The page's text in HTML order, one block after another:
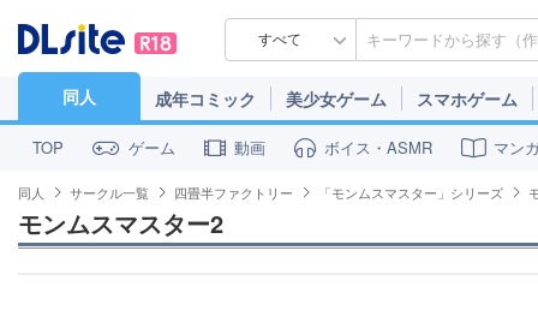
すべて
同人 成年コミック 美少女ゲーム スマホゲーム
TOP ゲーム 動画 ボイス・ASMR マン
同人 サークル一覧 四畳半ファクトリー 「モンムスマスター」シリーズ
モンムスマスター2